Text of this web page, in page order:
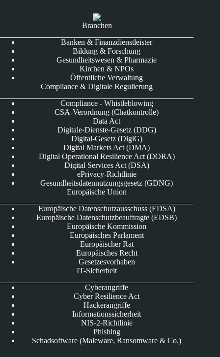
Branchen
Banken & Finanzdienstleister
Bildung & Forschung
Gesundheitswesen & Pharmazie
Kirchen & NPOs
Öffentliche Verwaltung
Compliance & Digitale Regulierung
Compliance - Whistleblowing
CSA-Verordnung (Chatkontrolle)
Data Act
Digitale-Dienste-Gesetz (DDG)
Digital-Gesetz (DigiG)
Digital Markets Act (DMA)
Digital Operational Resilience Act (DORA)
Digital Services Act (DSA)
ePrivacy-Richtlinie
Gesundheitsdatennutzungsgesetz (GDNG)
Europäische Union
Europäische Datenschutzausschuss (EDSA)
Europäische Datenschutzbeauftragte (EDSB)
Europäische Kommission
Europäisches Parlament
Europäischer Rat
Europäisches Recht
Gesetzesvorhaben
IT-Sicherheit
Cyberangriffe
Cyber Resilience Act
Hackerangriffe
Informationssicherheit
NIS-2-Richtlinie
Phishing
Schadsoftware (Maleware, Ransomware & Co.)